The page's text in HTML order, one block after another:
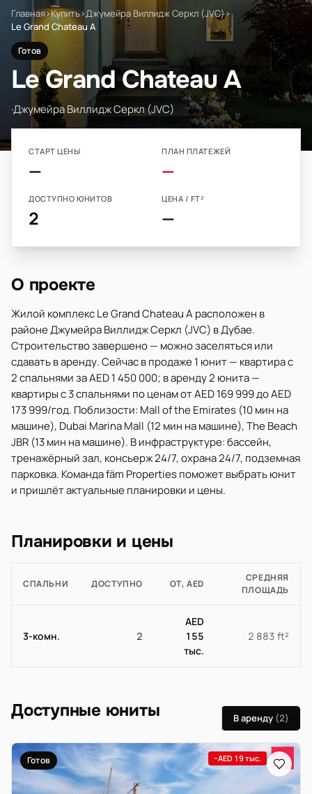
Главная›Купить›Джумейра Виллидж Серкл (JVC)›
Le Grand Chateau A
Готов
Le Grand Chateau A
·Джумейра Виллидж Серкл (JVC)
СТАРТ ЦЕНЫ
—
ПЛАН ПЛАТЕЖЕЙ
—
ДОСТУПНО ЮНИТОВ
2
ЦЕНА / FT²
—
О проекте
Жилой комплекс Le Grand Chateau A расположен в
районе Джумейра Виллидж Серкл (JVC) в Дубае.
Строительство завершено — можно заселяться или
сдавать в аренду. Сейчас в продаже 1 юнит — квартира с
2 спальнями за AED 1 450 000; в аренду 2 юнита —
квартиры с 3 спальнями по ценам от AED 169 999 до AED
173 999/год. Поблизости: Mall of the Emirates (10 мин на
машине), Dubai Marina Mall (12 мин на машине), The Beach
JBR (13 мин на машине). В инфраструктуре: бассейн,
тренажёрный зал, консьерж 24/7, охрана 24/7, подземная
парковка. Команда fäm Properties поможет выбрать юнит
и пришлёт актуальные планировки и цены.
Планировки и цены
СПАЛЬНИ ДОСТУПНО ОТ, AED
СРЕДНЯЯ
ПЛОЩАДЬ
3-комн. 2
AED
155
тыс.
2 883 ft²
Доступные юниты В аренду (2)
Готов −AED 19 тыс.